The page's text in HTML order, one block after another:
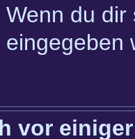
du
vor